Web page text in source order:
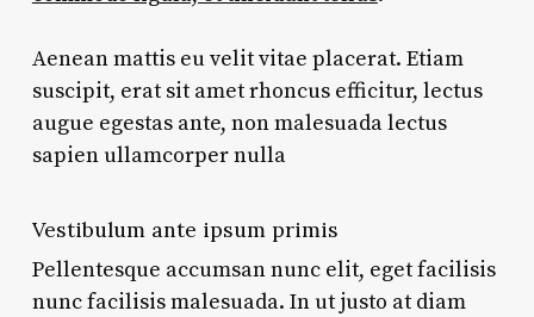
Aenean mattis eu velit vitae placerat. Etiam
suscipit, erat sit amet rhoncus efficitur, lectus
augue egestas ante, non malesuada lectus
sapien ullamcorper nulla
Vestibulum ante ipsum primis
Pellentesque accumsan nunc elit, eget facilisis
nunc facilisis malesuada. In ut justo at diam